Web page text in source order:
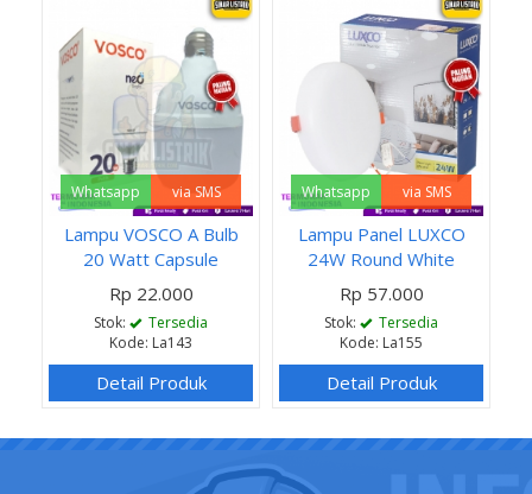
Whatsapp via SMS
Lampu VOSCO A Bulb
20 Watt Capsule
Rp 22.000
Stok:
Tersedia
Kode: La143
Detail Produk
Whatsapp via SMS
Lampu Panel LUXCO
24W Round White
Rp 57.000
Stok:
Tersedia
Kode: La155
Detail Produk